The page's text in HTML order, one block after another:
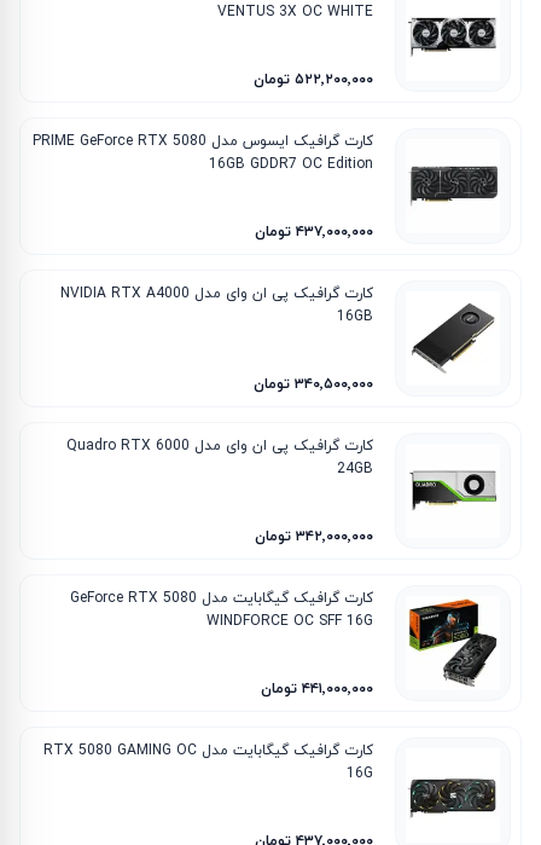
VENTUS 3X OC WHITE
۵۲۲٬۲۰۰٬۰۰۰ تومان
کارت گرافیک ایسوس مدل PRIME GeForce RTX 5080
16GB GDDR7 OC Edition
۴۳۷٬۰۰۰٬۰۰۰ تومان
کارت گرافیک پی ان وای مدل NVIDIA RTX A4000
16GB
۳۴۰٬۵۰۰٬۰۰۰ تومان
کارت گرافیک پی ان وای مدل Quadro RTX 6000
24GB
۳۴۲٬۰۰۰٬۰۰۰ تومان
کارت گرافیک گیگابایت مدل GeForce RTX 5080
WINDFORCE OC SFF 16G
۴۴۱٬۰۰۰٬۰۰۰ تومان
کارت گرافیک گیگابایت مدل RTX 5080 GAMING OC
16G